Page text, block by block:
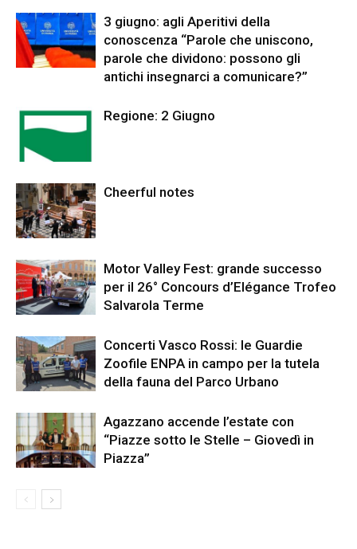
3 giugno: agli Aperitivi della
conoscenza “Parole che uniscono,
parole che dividono: possono gli
antichi insegnarci a comunicare?”
Regione: 2 Giugno
Cheerful notes
Motor Valley Fest: grande successo
per il 26° Concours d’Elégance Trofeo
Salvarola Terme
Concerti Vasco Rossi: le Guardie
Zoofile ENPA in campo per la tutela
della fauna del Parco Urbano
Agazzano accende l’estate con
“Piazze sotto le Stelle – Giovedì in
Piazza”